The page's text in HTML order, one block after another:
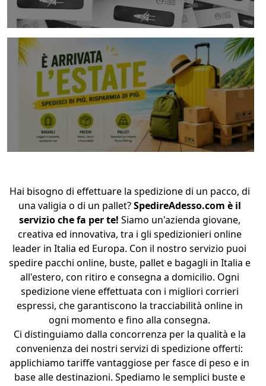
Hai bisogno di effettuare la spedizione di un pacco, di
una valigia o di un pallet?SpedireAdesso.com è il
servizio che fa per te! Siamo un'azienda giovane,
creativa ed innovativa, tra i gli spedizionieri online
leader in Italia ed Europa. Con il nostro servizio puoi
spedire pacchi online, buste, pallet e bagagli in Italia e
all'estero, con ritiro e consegna a domicilio. Ogni
spedizione viene effettuata con i migliori corrieri
espressi, che garantiscono la tracciabilità online in
ogni momento e fino alla consegna.
Ci distinguiamo dalla concorrenza per la qualità e la
convenienza dei nostri servizi di spedizione offerti:
applichiamo tariffe vantaggiose per fasce di peso e in
base alle destinazioni. Spediamo le semplici buste e